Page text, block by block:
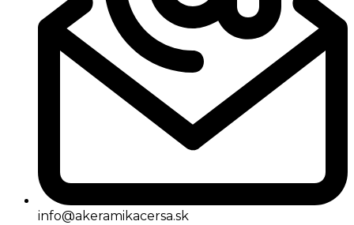
info@akeramikacersa.sk